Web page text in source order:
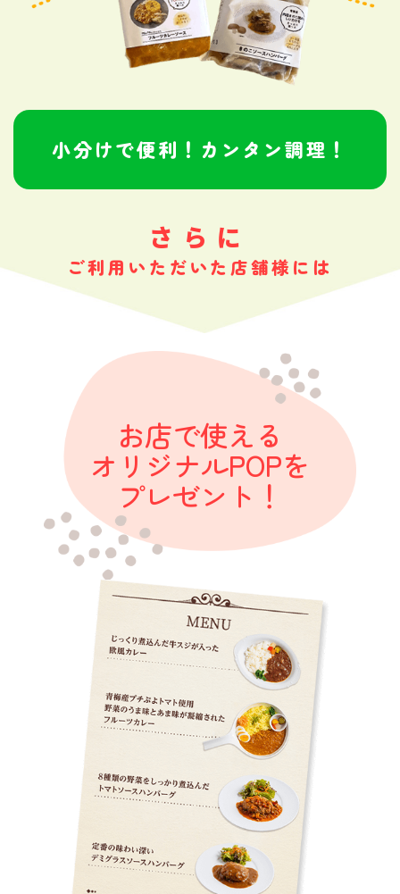
小分けで便利！カンタン調理！
さらに
ご利用いただいた店舗様には
お店で使える
オリジナルPOPを
プレゼント！